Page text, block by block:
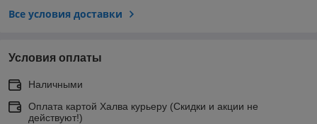
Все условия доставки
Условия оплаты
Наличными
Оплата картой Халва курьеру (Скидки и акции не
действуют!)